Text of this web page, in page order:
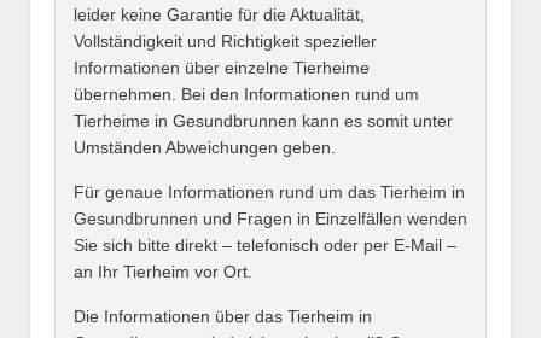
E-Mail*
Name des Tierheims*
leider keine Garantie für die Aktualität,
Vollständigkeit und Richtigkeit spezieller
Informationen über einzelne Tierheime
übernehmen. Bei den Informationen rund um
Tierheime in Gesundbrunnen kann es somit unter
Umständen Abweichungen geben.
Für genaue Informationen rund um das Tierheim in
Gesundbrunnen und Fragen in Einzelfällen wenden
Sie sich bitte direkt – telefonisch oder per E-Mail –
an Ihr Tierheim vor Ort.
Die Informationen über das Tierheim in